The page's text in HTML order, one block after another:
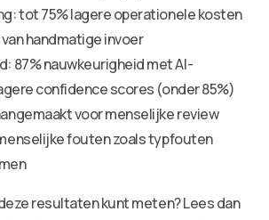
tot 75% lagere operationele kosten
handmatige invoer
87% nauwkeurigheid met AI-
confidence scores (onder 85%)
voor menselijke review
fouten zoals typfouten
resultaten kunt meten? Lees dan